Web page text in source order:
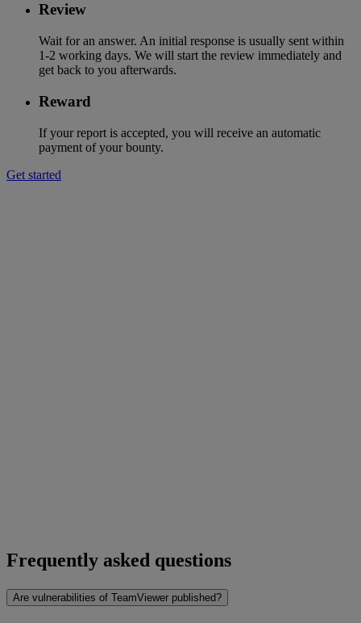
Review
Wait for an answer. An initial response is usually sent within
1-2 working days. We will start the review immediately and
get back to you afterwards.
Reward
If your report is accepted, you will receive an automatic
payment of your bounty.
Get started
Frequently asked questions
Are vulnerabilities of TeamViewer published?